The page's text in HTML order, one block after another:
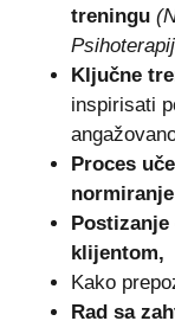
treningu
Ključne
inspirisati
Proces
klijentom,
Kako
Rad sa